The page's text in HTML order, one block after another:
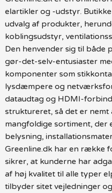
elartikler og -udstyr.
udvalg af produkter,
koblingsudstyr,
Den henvender sig til både
gør-det-selv-entusiaster
komponenter som
lysdæmpere og
dataudtag og HDMI-
struktureret, så det er nemt
mangfoldige sortiment, der
belysning,
Greenline.dk har en række
sikrer, at kunderne har
af høj kvalitet til alle typer
tilbyder sitet vejledninger